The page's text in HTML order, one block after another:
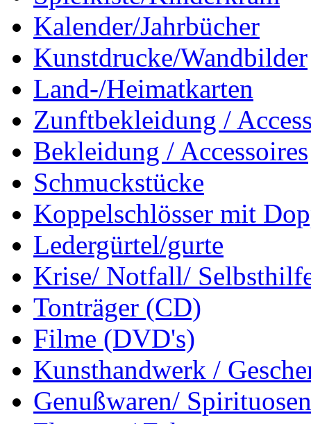
Kalender/Jahrbücher
Kunstdrucke/Wandbilder
Land-/Heimatkarten
Zunftbekleidung /
Bekleidung / Accessoires
Schmuckstücke
Koppelschlösser mit
Ledergürtel/gurte
Krise/ Notfall/
Tonträger (CD)
Filme (DVD's)
Kunsthandwerk /
Genußwaren/ Spirituosen